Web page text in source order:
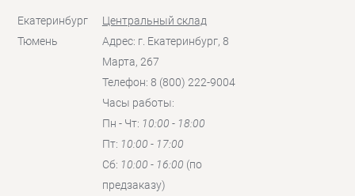
Екатеринбург
Тюмень
Центральный склад
Адрес: г. Екатеринбург, 8
Марта, 267
Телефон: 8 (800) 222-9004
Часы работы:
Пн - Чт: 10:00 - 18:00
Пт: 10:00 - 17:00
Сб: 10:00 - 16:00 (по
предзаказу)